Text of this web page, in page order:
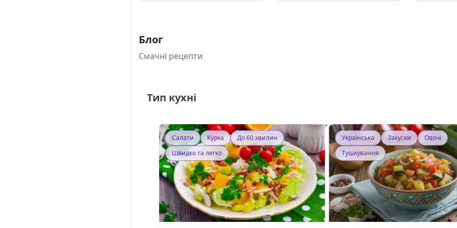
Блог
Смачні рецепти
Тип кухні
Салати Курка
До 60 хвилин
Швидко та легко
Українська Закуски
Овочі
Тушкування